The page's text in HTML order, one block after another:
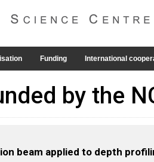
Funding International
by the
beam applied to depth